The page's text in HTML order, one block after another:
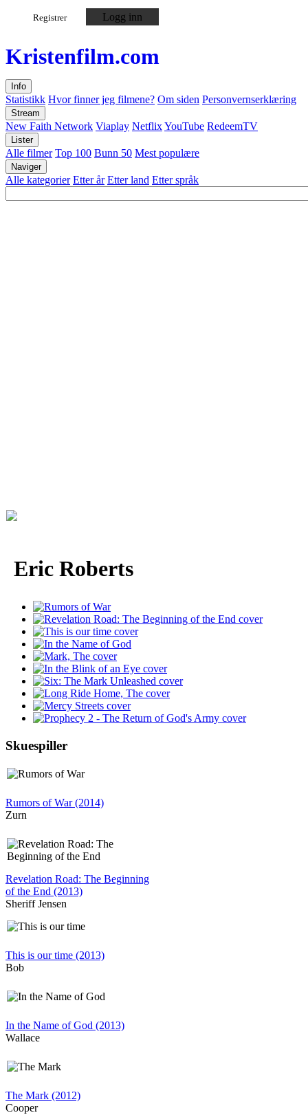
Registrer Logg inn
Kristenfilm.com
Info
Statistikk Hvor finner jeg filmene? Om siden Personvernserklæring
Stream
New Faith Network Viaplay NetflixYouTube RedeemTV
Lister
Alle filmer Top 100 Bunn 50 Mest populære
Naviger
Alle kategorier Etter år Etter land Etter språk
Eric Roberts
Skuespiller
Rumors of War (2014)
Zurn
Revelation Road: The Beginning
of the End (2013)
Sheriff Jensen
This is our time (2013)
Bob
In the Name of God (2013)
Wallace
The Mark (2012)
Cooper